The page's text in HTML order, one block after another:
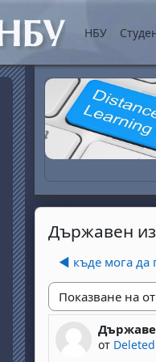
Прескочи на
НБУ
Държавен
◀︎ къде мога да
Начин на
от
Number